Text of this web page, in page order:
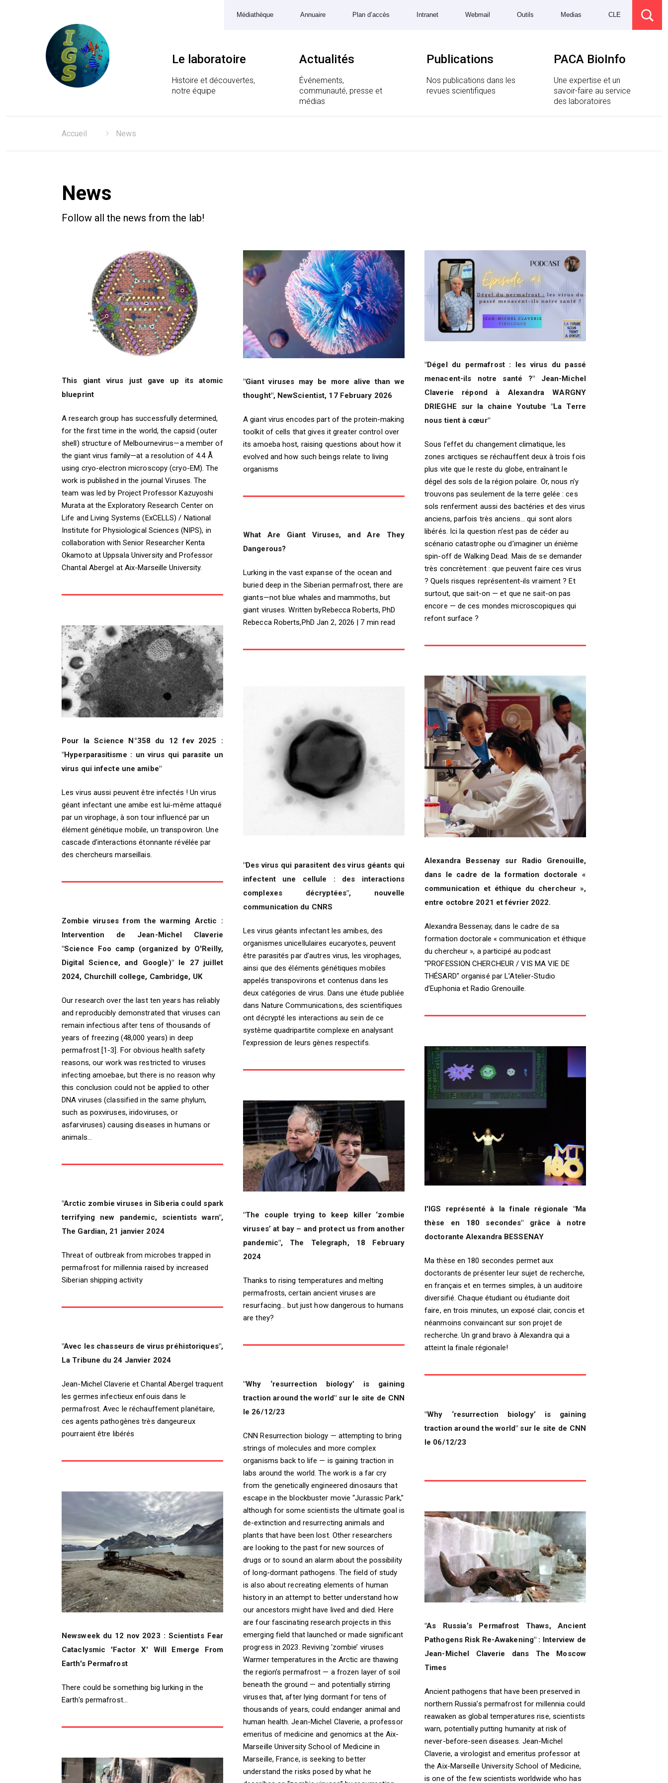
Laboratoire Information Génomique et Structurale
Médiathèque Annuaire Plan d’accès Intranet Webmail Outils Medias CLE
Le laboratoire
Histoire et découvertes,
notre équipe
Actualités
Événements,
communauté, presse et
médias
Publications
Nos publications dans les
revues scientifiques
PACA BioInfo
Une expertise et un
savoir-faire au service
des laboratoires
Accueil News
News
Follow all the news from the lab!
This giant virus just gave up its atomic
blueprint
A research group has successfully determined,
for the first time in the world, the capsid (outer
shell) structure of Melbournevirus—a member of
the giant virus family—at a resolution of 4.4 Å
using cryo-electron microscopy (cryo-EM). The
work is published in the journal Viruses. The
team was led by Project Professor Kazuyoshi
Murata at the Exploratory Research Center on
Life and Living Systems (ExCELLS) / National
Institute for Physiological Sciences (NIPS), in
collaboration with Senior Researcher Kenta
Okamoto at Uppsala University and Professor
Chantal Abergel at Aix-Marseille University.
"Giant viruses may be more alive than we
thought", NewScientist, 17 February 2026
A giant virus encodes part of the protein-making
toolkit of cells that gives it greater control over
its amoeba host, raising questions about how it
evolved and how such beings relate to living
organisms
"Dégel du permafrost : les virus du passé
menacent-ils notre santé ?" Jean-Michel
Claverie répond à Alexandra WARGNY
DRIEGHE sur la chaine Youtube "La Terre
nous tient à cœur"
Sous l’effet du changement climatique, les
zones arctiques se réchauffent deux à trois fois
plus vite que le reste du globe, entraînant le
dégel des sols de la région polaire. Or, nous n’y
trouvons pas seulement de la terre gelée : ces
sols renferment aussi des bactéries et des virus
anciens, parfois très anciens… qui sont alors
libérés. Ici la question n’est pas de céder au
scénario catastrophe ou d’imaginer un énième
spin-off de Walking Dead. Mais de se demander
très concrètement : que peuvent faire ces virus
? Quels risques représentent-ils vraiment ? Et
surtout, que sait-on — et que ne sait-on pas
encore — de ces mondes microscopiques qui
refont surface ?
What Are Giant Viruses, and Are They
Dangerous?
Lurking in the vast expanse of the ocean and
buried deep in the Siberian permafrost, there are
giants—not blue whales and mammoths, but
giant viruses. Written byRebecca Roberts, PhD
Rebecca Roberts,PhD Jan 2, 2026 | 7 min read
Pour la Science N°358 du 12 fev 2025 :
"Hyperparasitisme : un virus qui parasite un
virus qui infecte une amibe"
Les virus aussi peuvent être infectés ! Un virus
géant infectant une amibe est lui-même attaqué
par un virophage, à son tour influencé par un
élément génétique mobile, un transpoviron. Une
cascade d’interactions étonnante révélée par
des chercheurs marseillais.
Alexandra Bessenay sur Radio Grenouille,
dans le cadre de la formation doctorale «
communication et éthique du chercheur »,
entre octobre 2021 et février 2022.
Alexandra Bessenay, dans le cadre de sa
formation doctorale « communication et éthique
du chercheur », a participé au podcast
"PROFESSION CHERCHEUR / VIS MA VIE DE
THÉSARD" organisé par L’Atelier-Studio
d’Euphonia et Radio Grenouille.
"Des virus qui parasitent des virus géants qui
infectent une cellule : des interactions
complexes décryptées", nouvelle
communication du CNRS
Les virus géants infectant les amibes, des
organismes unicellulaires eucaryotes, peuvent
être parasités par d’autres virus, les virophages,
ainsi que des éléments génétiques mobiles
appelés transpovirons et contenus dans les
deux catégories de virus. Dans une étude publiée
dans Nature Communications, des scientifiques
ont décrypté les interactions au sein de ce
système quadripartite complexe en analysant
l’expression de leurs gènes respectifs.
Zombie viruses from the warming Arctic :
Intervention de Jean-Michel Claverie
"Science Foo camp (organized by O'Reilly,
Digital Science, and Google)" le 27 juillet
2024, Churchill college, Cambridge, UK
Our research over the last ten years has reliably
and reproducibly demonstrated that viruses can
remain infectious after tens of thousands of
years of freezing (48,000 years) in deep
permafrost [1-3]. For obvious health safety
reasons, our work was restricted to viruses
infecting amoebae, but there is no reason why
this conclusion could not be applied to other
DNA viruses (classified in the same phylum,
such as poxviruses, iridoviruses, or
asfarviruses) causing diseases in humans or
animals...
l'IGS représenté à la finale régionale "Ma
thèse en 180 secondes" grâce à notre
doctorante Alexandra BESSENAY
Ma thèse en 180 secondes permet aux
doctorants de présenter leur sujet de recherche,
en français et en termes simples, à un auditoire
diversifié. Chaque étudiant ou étudiante doit
faire, en trois minutes, un exposé clair, concis et
néanmoins convaincant sur son projet de
recherche. Un grand bravo à Alexandra qui a
atteint la finale régionale!
"The couple trying to keep killer ‘zombie
viruses’ at bay – and protect us from another
pandemic", The Telegraph, 18 February
2024
Thanks to rising temperatures and melting
permafrosts, certain ancient viruses are
resurfacing... but just how dangerous to humans
are they?
"Arctic zombie viruses in Siberia could spark
terrifying new pandemic, scientists warn",
The Gardian, 21 janvier 2024
Threat of outbreak from microbes trapped in
permafrost for millennia raised by increased
Siberian shipping activity
"Avec les chasseurs de virus préhistoriques",
La Tribune du 24 Janvier 2024
Jean-Michel Claverie et Chantal Abergel traquent
les germes infectieux enfouis dans le
permafrost. Avec le réchauffement planétaire,
ces agents pathogènes très dangeureux
pourraient être libérés
"Why ‘resurrection biology’ is gaining
traction around the world" sur le site de CNN
le 26/12/23
CNN Resurrection biology — attempting to bring
strings of molecules and more complex
organisms back to life — is gaining traction in
labs around the world. The work is a far cry
from the genetically engineered dinosaurs that
escape in the blockbuster movie “Jurassic Park,”
although for some scientists the ultimate goal is
de-extinction and resurrecting animals and
plants that have been lost. Other researchers
are looking to the past for new sources of
drugs or to sound an alarm about the possibility
of long-dormant pathogens. The field of study
is also about recreating elements of human
history in an attempt to better understand how
our ancestors might have lived and died. Here
are four fascinating research projects in this
emerging field that launched or made significant
progress in 2023. Reviving ‘zombie’ viruses
Warmer temperatures in the Arctic are thawing
the region’s permafrost — a frozen layer of soil
beneath the ground — and potentially stirring
viruses that, after lying dormant for tens of
thousands of years, could endanger animal and
human health. Jean-Michel Claverie, a professor
emeritus of medicine and genomics at the Aix-
Marseille University School of Medicine in
Marseille, France, is seeking to better
understand the risks posed by what he
"Why ‘resurrection biology’ is gaining
traction around the world" sur le site de CNN
le 06/12/23
Newsweek du 12 nov 2023 : Scientists Fear
Cataclysmic 'Factor X' Will Emerge From
Earth's Permafrost
There could be something big lurking in the
Earth's permafrost...
"As Russia’s Permafrost Thaws, Ancient
Pathogens Risk Re-Awakening" : Interview de
Jean-Michel Claverie dans The Moscow
Times
Ancient pathogens that have been preserved in
northern Russia’s permafrost for millennia could
reawaken as global temperatures rise, scientists
warn, potentially putting humanity at risk of
never-before-seen diseases. Jean-Michel
Claverie, a virologist and emeritus professor at
the Aix-Marseille University School of Medicine,
is one of the few scientists worldwide who has